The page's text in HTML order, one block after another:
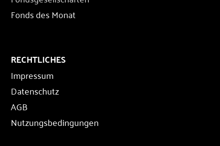
Fonds des Monat
RECHTLICHES
Impressum
Datenschutz
AGB
Nutzungsbedingungen